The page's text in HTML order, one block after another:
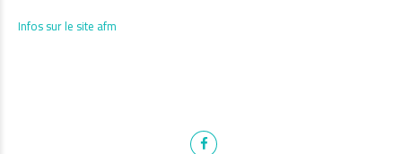
Infos sur le site afm